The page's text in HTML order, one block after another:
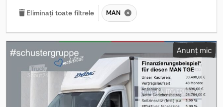
Eliminați toate filtrele MAN
Anunț mic